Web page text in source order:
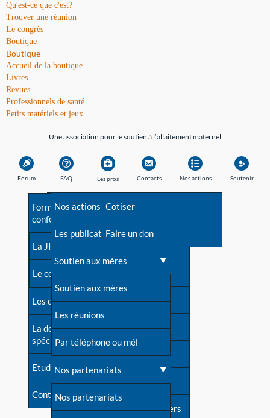
Qu'est-ce que c'est?
Trouver une réunion
Le congrès
Boutique
Boutique
Accueil de la boutique
Livres
Revues
Professionnels de santé
Petits matériels et jeux
Une association pour le soutien à l’allaitement maternel
Forum FAQ
Avant la naissance
Les débuts
Une difficulté d'allaitement ?
Cas particuliers
Mythes et vérités
Devenir animatrice ?
Une question sur le site
Les pros
Formations et
conférences
La JIA
Le congrès
Les dossiers de l'allaitement
La documentation
spécialisée
Etudes récentes
Contact
Contacts
Besoin d'aide?
Répertoire de tous les
contacts
Contact presse
Dossier de presse
Soutenir LLL
Livre d'or
Forum
S'inscrire à nos newsletters
Nos actions
Nos actions
Les publications
Soutien aux mères
Soutien aux mères
Les réunions
Par téléphone ou mél
Nos partenariats
Nos partenariats
Soutenir
Cotiser
Faire un don